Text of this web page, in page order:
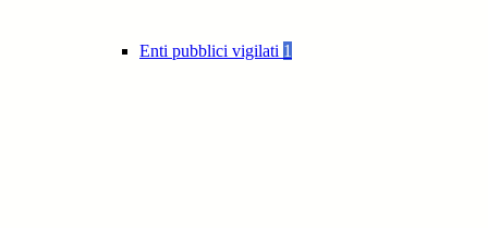
Enti pubblici vigilati 1